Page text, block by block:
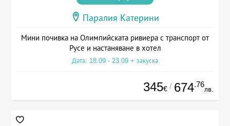
Паралия Катерини
Мини почивка на Олимпийската ривиера с транспорт от
Русе и настаняване в хотел
Дата: 18.09 - 23.09 + закуска
345€ / 674.76
лв.